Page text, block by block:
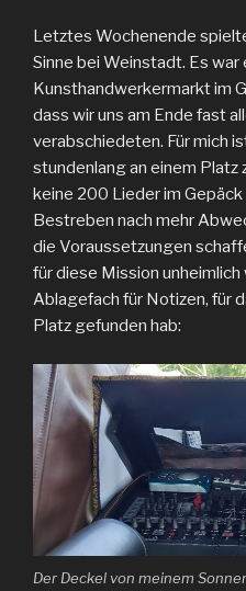
Letztes Wochenende
Sinne bei Weinstadt. Es war
Kunsthandwerkermarkt im
dass wir uns am Ende fast
verabschiedeten. Für mich
stundenlang an einem Platz
keine 200 Lieder im
Bestreben nach mehr
die Voraussetzungen
für diese Mission
Ablagefach für Notizen, für
Platz gefunden hab:
Der Deckel von meinem